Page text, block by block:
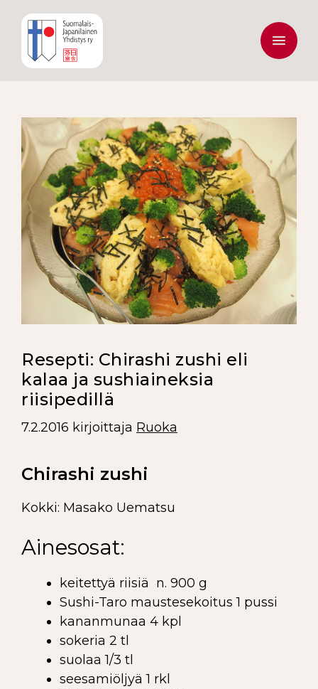
Resepti: Chirashi zushi eli
kalaa ja sushiaineksia
riisipedillä
7.2.2016 kirjoittaja Ruoka
Chirashi zushi
Kokki: Masako Uematsu
Ainesosat:
keitettyä riisiä n. 900 g
Sushi-Taro maustesekoitus 1 pussi
kananmunaa 4 kpl
sokeria 2 tl
suolaa 1/3 tl
seesamiöljyä 1 rkl